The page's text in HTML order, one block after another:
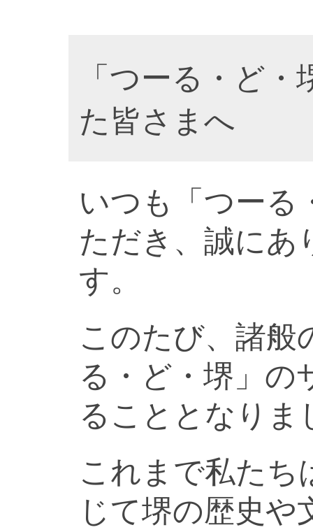
「つーる・ど
た皆さまへ
いつも「つーる
ただき、誠にあ
す。
このたび、諸般
る・ど・堺」の
ることとなりま
これまで私たち
じて堺の歴史や